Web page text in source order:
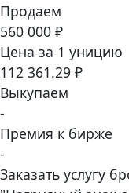
Продаем
560 000 ₽
Цена за 1 уницию
112 361.29 ₽
Выкупаем
-
Премия к бирже
-
Заказать услугу